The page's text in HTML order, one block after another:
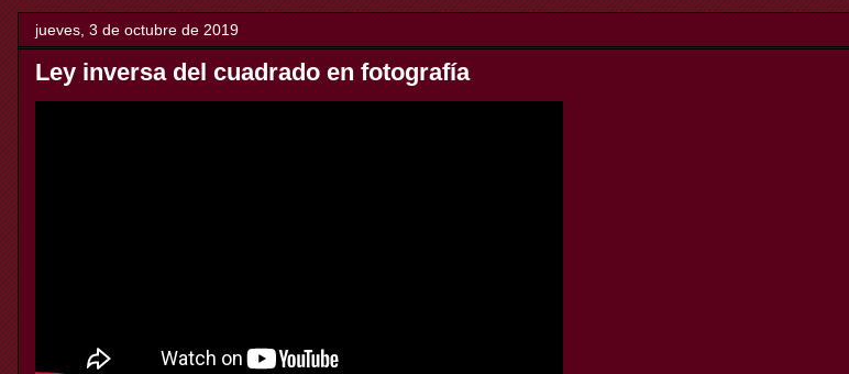
jueves, 3 de octubre de 2019
Ley inversa del cuadrado en fotografía